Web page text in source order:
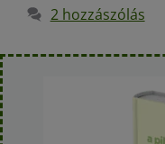
2 hozzászólás